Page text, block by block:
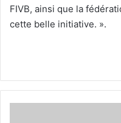
FIVB, ainsi que la
cette belle initiative. ».